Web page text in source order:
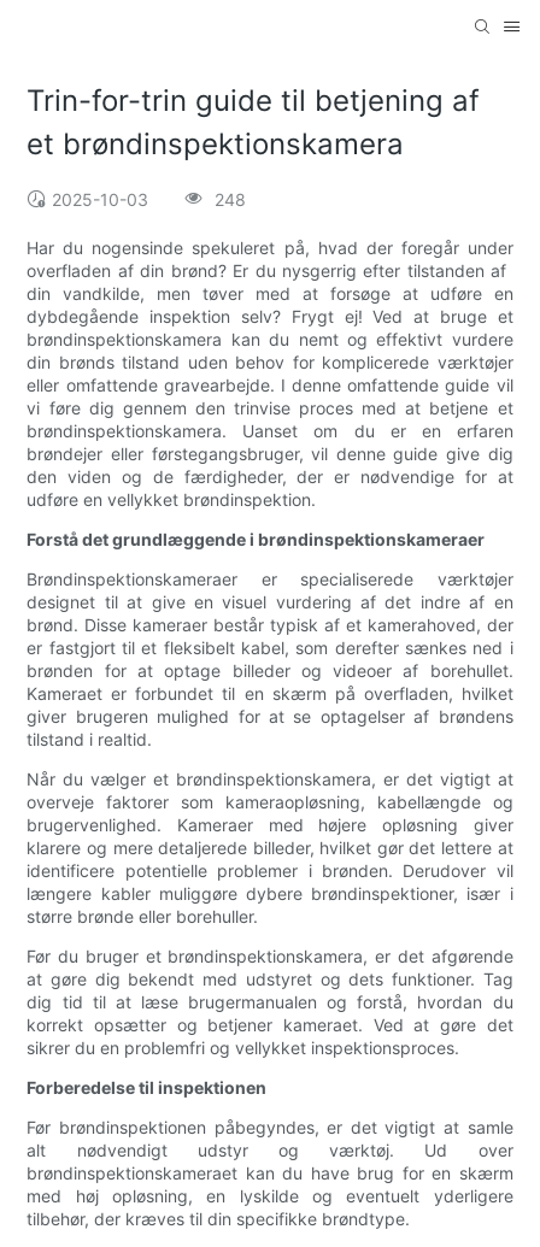
Trin-for-trin guide til betjening af
et brøndinspektionskamera
2025-10-03 248
Har du nogensinde spekuleret på, hvad der foregår under
overfladen af ​​din brønd? Er du nysgerrig efter tilstanden af ​​
din vandkilde, men tøver med at forsøge at udføre en
dybdegående inspektion selv? Frygt ej! Ved at bruge et
brøndinspektionskamera kan du nemt og effektivt vurdere
din brønds tilstand uden behov for komplicerede værktøjer
eller omfattende gravearbejde. I denne omfattende guide vil
vi føre dig gennem den trinvise proces med at betjene et
brøndinspektionskamera. Uanset om du er en erfaren
brøndejer eller førstegangsbruger, vil denne guide give dig
den viden og de færdigheder, der er nødvendige for at
udføre en vellykket brøndinspektion.
Forstå det grundlæggende i brøndinspektionskameraer
Brøndinspektionskameraer er specialiserede værktøjer
designet til at give en visuel vurdering af det indre af en
brønd. Disse kameraer består typisk af et kamerahoved, der
er fastgjort til et fleksibelt kabel, som derefter sænkes ned i
brønden for at optage billeder og videoer af borehullet.
Kameraet er forbundet til en skærm på overfladen, hvilket
giver brugeren mulighed for at se optagelser af brøndens
tilstand i realtid.
Når du vælger et brøndinspektionskamera, er det vigtigt at
overveje faktorer som kameraopløsning, kabellængde og
brugervenlighed. Kameraer med højere opløsning giver
klarere og mere detaljerede billeder, hvilket gør det lettere at
identificere potentielle problemer i brønden. Derudover vil
længere kabler muliggøre dybere brøndinspektioner, især i
større brønde eller borehuller.
Før du bruger et brøndinspektionskamera, er det afgørende
at gøre dig bekendt med udstyret og dets funktioner. Tag
dig tid til at læse brugermanualen og forstå, hvordan du
korrekt opsætter og betjener kameraet. Ved at gøre det
sikrer du en problemfri og vellykket inspektionsproces.
Forberedelse til inspektionen
Før brøndinspektionen påbegyndes, er det vigtigt at samle
alt nødvendigt udstyr og værktøj. Ud over
brøndinspektionskameraet kan du have brug for en skærm
med høj opløsning, en lyskilde og eventuelt yderligere
tilbehør, der kræves til din specifikke brøndtype.